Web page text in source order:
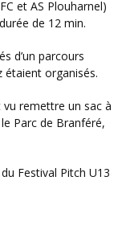
et AS Plouharnel)
de 12 min.
étaient organisés.
Parc de Branféré,